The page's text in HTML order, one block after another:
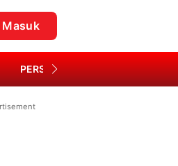
Masuk
PERSONA